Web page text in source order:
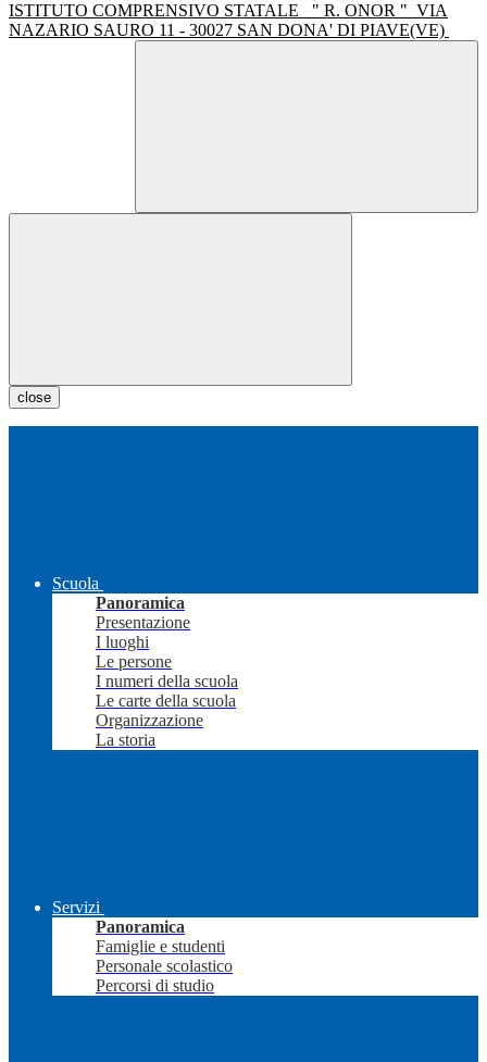
ISTITUTO COMPRENSIVO STATALE " R. ONOR " VIA
NAZARIO SAURO 11 - 30027 SAN DONA' DI PIAVE(VE)
close
Scuola
Panoramica
Presentazione
I luoghi
Le persone
I numeri della scuola
Le carte della scuola
Organizzazione
La storia
Servizi
Panoramica
Famiglie e studenti
Personale scolastico
Percorsi di studio